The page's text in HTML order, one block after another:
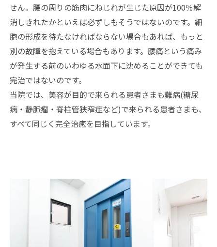
せん。腰の周りの筋肉にねじれが生じた原因が100％解
消しきれたかといえば必ずしもそうではないのです。細
胞の形成を待たなければならない場合もあれば、もっと
別の故障を抱えている場合もあります。腰痛という痛み
が発生する前のいわゆる水面下に沈めることができても
完治ではないのです。
当院では、美容が目的で来られる患者さまも難病(糖尿
病・静脈瘤・脊柱管狭窄症など)で来られる患者さまも、
すべて同じく完全治癒を目指しています。